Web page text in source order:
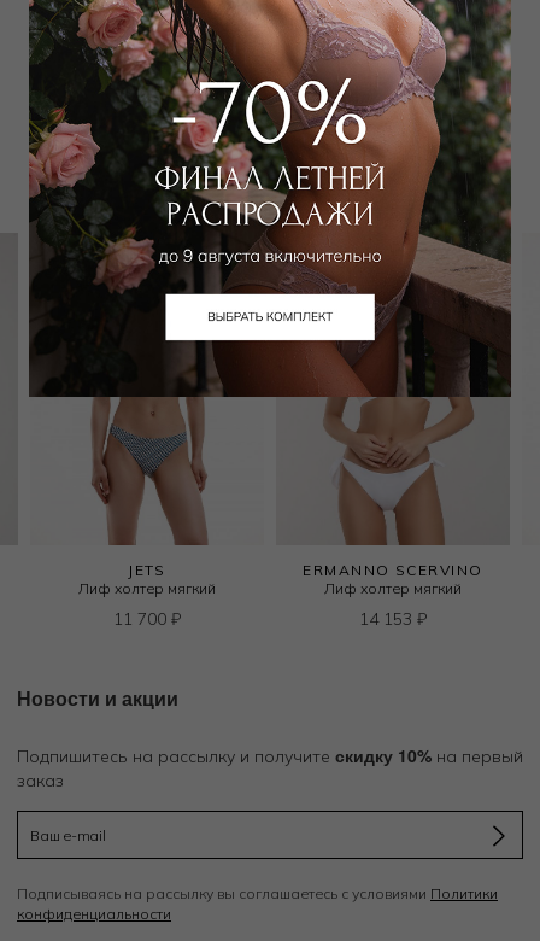
Забронировать в магазине
Вам может подойти
JETS
Лиф холтер мягкий
11 700 ₽
ERMANNO SCERVINO
Лиф холтер мягкий
14 153 ₽
Новости и акции
Подпишитесь на рассылку и получите скидку 10% на первый
заказ
Подписываясь на рассылку вы соглашаетесь с условиями Политики
конфиденциальности